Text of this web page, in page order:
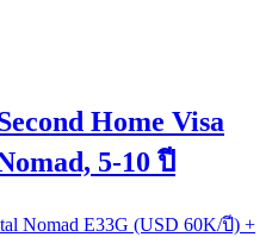
Home Visa
5-10 ปี
Nomad E33G (USD 60K/ปี) +